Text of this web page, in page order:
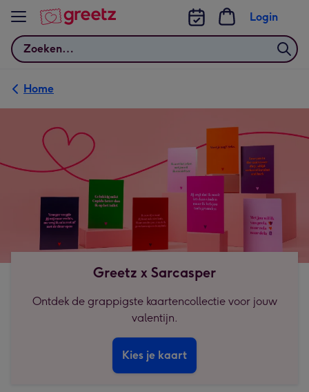
Bekijk meer
Zoeken
Login
Home
Greetz x Sarcasper
Ontdek de grappigste kaartencollectie voor jouw
valentijn.
Kies je kaart